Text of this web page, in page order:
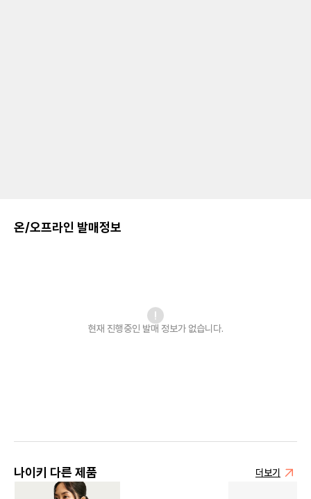
온/오프라인 발매정보
현재 진행중인 발매 정보가 없습니다.
나이키 다른 제품 더보기